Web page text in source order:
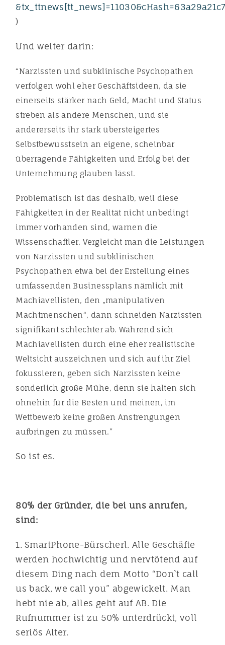
)
Und weiter darin:
“Narzissten und subklinische Psychopathen
verfolgen wohl eher Geschäftsideen, da sie
einerseits stärker nach Geld, Macht und Status
streben als andere Menschen, und sie
andererseits ihr stark übersteigertes
Selbstbewusstsein an eigene, scheinbar
überragende Fähigkeiten und Erfolg bei der
Unternehmung glauben lässt.
Problematisch ist das deshalb, weil diese
Fähigkeiten in der Realität nicht unbedingt
immer vorhanden sind, warnen die
Wissenschaftler. Vergleicht man die Leistungen
von Narzissten und subklinischen
Psychopathen etwa bei der Erstellung eines
umfassenden Businessplans nämlich mit
Machiavellisten, den „manipulativen
Machtmenschen“, dann schneiden Narzissten
signifikant schlechter ab. Während sich
Machiavellisten durch eine eher realistische
Weltsicht auszeichnen und sich auf ihr Ziel
fokussieren, geben sich Narzissten keine
sonderlich große Mühe, denn sie halten sich
ohnehin für die Besten und meinen, im
Wettbewerb keine großen Anstrengungen
aufbringen zu müssen.”
So ist es.
80% der Gründer, die bei uns anrufen,
sind:
1. SmartPhone-Bürscherl. Alle Geschäfte
werden hochwichtig und nervtötend auf
diesem Ding nach dem Motto “Don`t call
us back, we call you” abgewickelt. Man
hebt nie ab, alles geht auf AB. Die
Rufnummer ist zu 50% unterdrückt, voll
seriös Alter.